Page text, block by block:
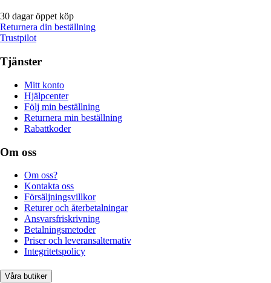
30 dagar öppet köp
Returnera din beställning
Trustpilot
Tjänster
Mitt konto
Hjälpcenter
Följ min beställning
Returnera min beställning
Rabattkoder
Om oss
Om oss?
Kontakta oss
Försäljningsvillkor
Returer och återbetalningar
Ansvarsfriskrivning
Betalningsmetoder
Priser och leveransalternativ
Integritetspolicy
Våra butiker